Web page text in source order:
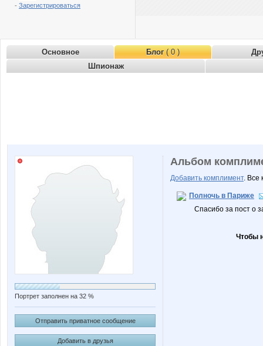
- Зарегистрироваться
Основное Блог( 0 )
Шпионаж
Портрет заполнен на 32 %
Отправить приватное сообщение
Добавить в друзья
Альбом
Добавить комплимент. Все
Полночь в Париже
Спасибо за пост о
Чтобы